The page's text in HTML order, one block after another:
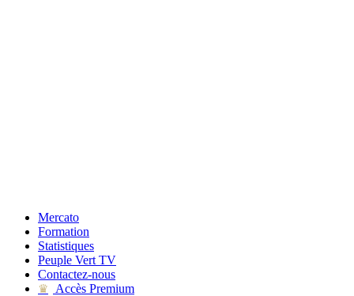
Mercato
Formation
Statistiques
Peuple Vert TV
Contactez-nous
♛
Accès Premium